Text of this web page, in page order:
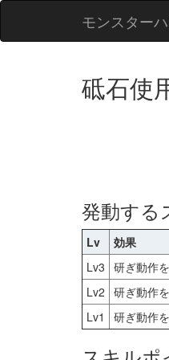
モンスター
砥石使
発動する
Lv
効果
Lv3 研ぎ動作
Lv2 研ぎ動作
Lv1
研ぎ動作